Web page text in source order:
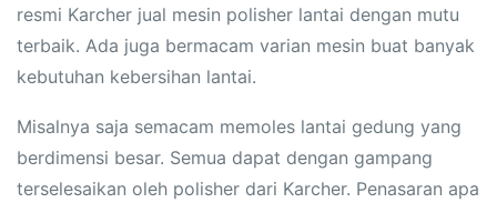
resmi Karcher jual mesin polisher lantai dengan mutu
terbaik. Ada juga bermacam varian mesin buat banyak
kebutuhan kebersihan lantai.
Misalnya saja semacam memoles lantai gedung yang
berdimensi besar. Semua dapat dengan gampang
terselesaikan oleh polisher dari Karcher. Penasaran apa